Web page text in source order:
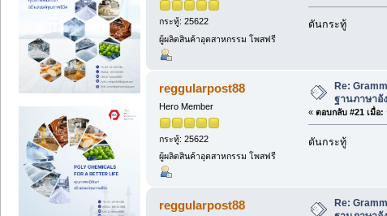
กระทู้: 25622
ผู้ผลิตสินค้าอุตสาหกรรม โพสฟรี
ดันกระทู้
reggularpost88
Hero Member
กระทู้: 25622
ผู้ผลิตสินค้าอุตสาหกรรม โพสฟรี
Re:
ฐานภาษาอั
« ตอบกลับ #21 เมื่อ:
ดันกระทู้
reggularpost88
Re: